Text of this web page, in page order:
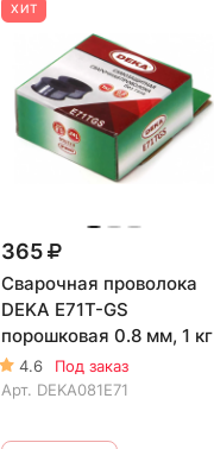
ХИТ
365
Сварочная проволока
DEKA E71T-GS
порошковая 0.8 мм, 1 кг
4.6
Под заказ
Арт. DEKA081E71